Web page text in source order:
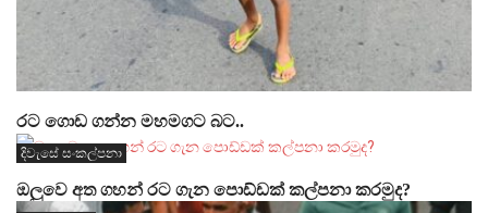
රට ගොඩ ගන්න මහමගට බට..
දිවැසේ සංකල්පනා
ඔලුවෙ අත ගහන් රට ගැන පොඩ්ඩක් කල්පනා කරමුද?